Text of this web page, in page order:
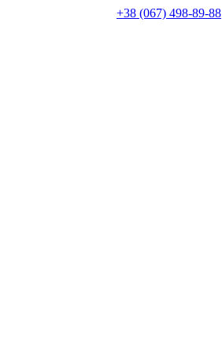
+38 (067) 498-89-88